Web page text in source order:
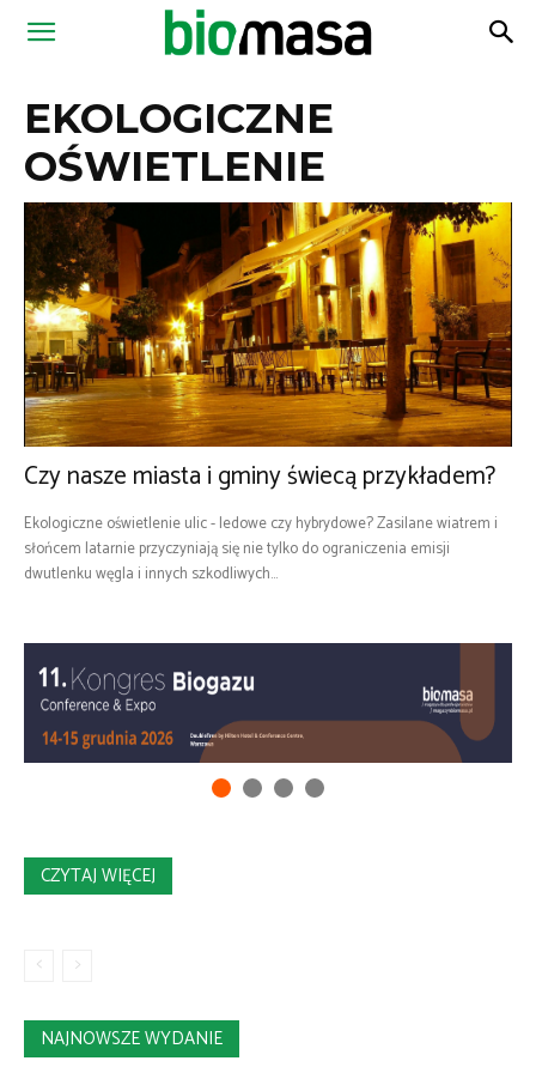
Magazyn
Biomasa
EKOLOGICZNE
OŚWIETLENIE
Czy nasze miasta i gminy świecą przykładem?
Ekologiczne oświetlenie ulic - ledowe czy hybrydowe? Zasilane wiatrem i
słońcem latarnie przyczyniają się nie tylko do ograniczenia emisji
dwutlenku węgla i innych szkodliwych...
CZYTAJ WIĘCEJ
NAJNOWSZE WYDANIE